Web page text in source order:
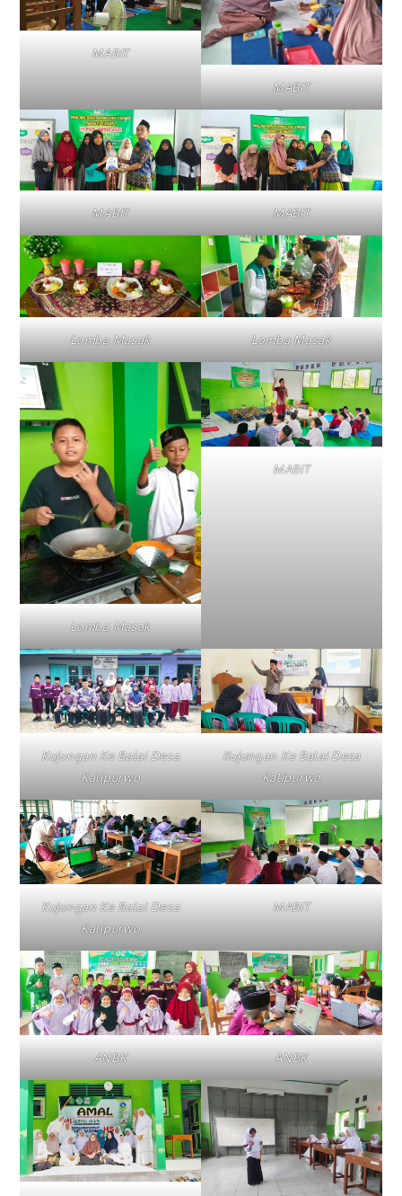
MABIT
MABIT
MABIT MABIT
Lomba Masak Lomba Masak
Lomba Masak
MABIT
Kujungan Ke Balai Desa
Kalipurwo
Kujungan Ke Balai Desa
Kalipurwo
Kujungan Ke Balai Desa
Kalipurwo
MABIT
ANBK ANBK